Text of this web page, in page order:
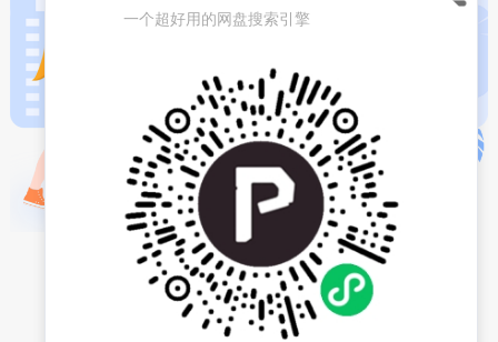
一个超好用的网盘搜索引擎